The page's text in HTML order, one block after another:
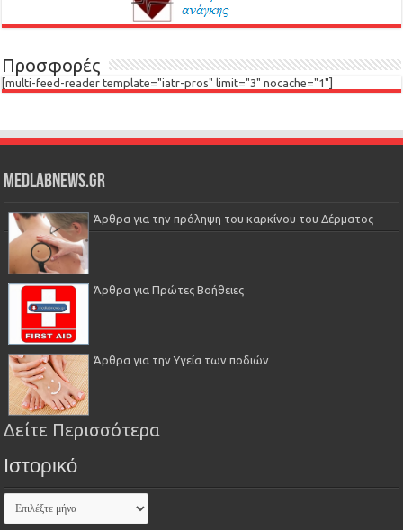
Προσφορές
[multi-feed-reader template="iatr-pros" limit="3" nocache="1"]
Medlabnews.gr
Άρθρα για την πρόληψη του καρκίνου του Δέρματος
Άρθρα για Πρώτες Βοήθειες
Άρθρα για την Υγεία των ποδιών
Δείτε Περισσότερα
Ιστορικό